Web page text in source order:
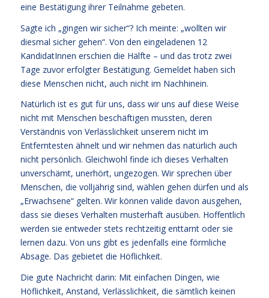
eine Bestätigung ihrer Teilnahme gebeten.
Sagte ich „gingen wir sicher“? Ich meinte: „wollten wir
diesmal sicher gehen“. Von den eingeladenen 12
KandidatInnen erschien die Hälfte – und das trotz zwei
Tage zuvor erfolgter Bestätigung. Gemeldet haben sich
diese Menschen nicht, auch nicht im Nachhinein.
Natürlich ist es gut für uns, dass wir uns auf diese Weise
nicht mit Menschen beschäftigen mussten, deren
Verständnis von Verlässlichkeit unserem nicht im
Entferntesten ähnelt und wir nehmen das natürlich auch
nicht persönlich. Gleichwohl finde ich dieses Verhalten
unverschämt, unerhört, ungezogen. Wir sprechen über
Menschen, die volljährig sind, wählen gehen dürfen und als
„Erwachsene“ gelten. Wir können valide davon ausgehen,
dass sie dieses Verhalten musterhaft ausüben. Hoffentlich
werden sie entweder stets rechtzeitig enttarnt oder sie
lernen dazu. Von uns gibt es jedenfalls eine förmliche
Absage. Das gebietet die Höflichkeit.
Die gute Nachricht darin: Mit einfachen Dingen, wie
Höflichkeit, Anstand, Verlässlichkeit, die sämtlich keinen